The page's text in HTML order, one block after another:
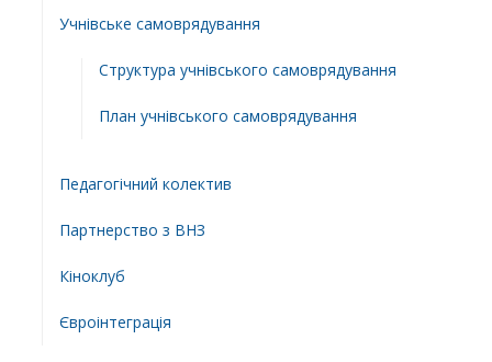
Учнівське самоврядування
Структура учнiвського самоврядування
План учнiвського самоврядування
Педагогічний колектив
Партнерство з ВНЗ
Кіноклуб
Євроінтеграція